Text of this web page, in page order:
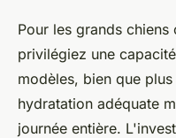
Pour les grands
privilégiez une
modèles, bien que
hydratation adéquate
journée entière.